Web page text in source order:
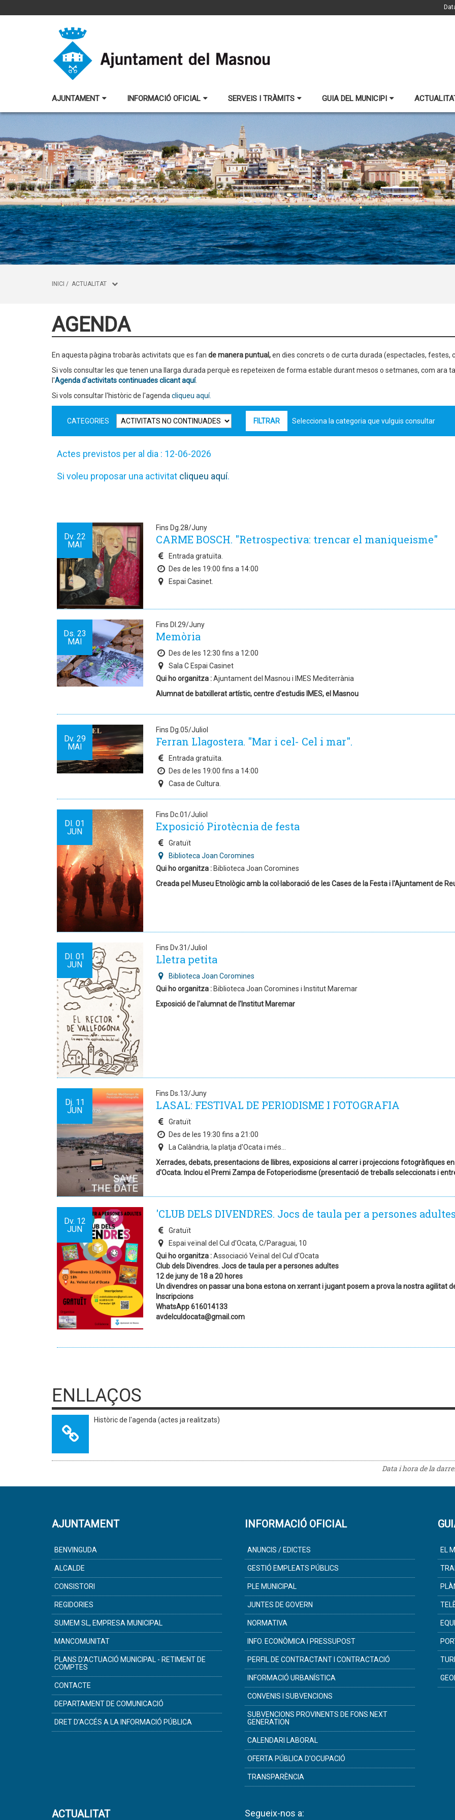
AJUNTAMENT INFORMACIÓ OFICIAL SERVEIS I TRÀMITS GUIA DEL MUNICIPI
INICI / ACTUALITAT
AGENDA
En aquesta pàgina trobaràs activitats que es fan de manera puntual,en dies concrets o de curta durada (espectacles, festes,
Si vols consultar les que tenen una llarga durada perquè es repeteixen de forma estable durant mesos o setmanes, com ara
l'Agenda d'activitats continuades clicant aquí.
Si vols consultar l'històric de l'agenda cliqueu aquí.
CATEGORIES Selecciona la categoria que vulguis consultar
Actes previstos per al dia : 12-06-2026
Si voleu proposar una activitat cliqueu aquí.
Dv. 22
MAI
Fins Dg.28/Juny
CARME BOSCH. "Retrospectiva: trencar el maniqueisme"
Entrada gratuïta.
Des de les 19:00 fins a 14:00
Espai Casinet.
Ds. 23
MAI
Fins Dl.29/Juny
Memòria
Des de les 12:30 fins a 12:00
Sala C Espai Casinet
Qui ho organitza :Ajuntament del Masnou i IMES Mediterrània
Alumnat de batxillerat artístic, centre d'estudis IMES, el Masnou
Dv. 29
MAI
Fins Dg.05/Juliol
Ferran Llagostera. "Mar i cel- Cel i mar".
Entrada gratuïta.
Des de les 19:00 fins a 14:00
Casa de Cultura.
Dl. 01
JUN
Fins Dc.01/Juliol
Exposició Pirotècnia de festa
Gratuït
Biblioteca Joan Coromines
Qui ho organitza : Biblioteca Joan Coromines
Creada pel Museu Etnològic amb la col·laboració de les Cases de la Festa i l'Ajuntament de
Dl. 01
JUN
Fins Dv.31/Juliol
Lletra petita
Biblioteca Joan Coromines
Qui ho organitza : Biblioteca Joan Coromines i Institut Maremar
Exposició de l'alumnat de l'Institut Maremar
Dj. 11
JUN
Fins Ds.13/Juny
LASAL: FESTIVAL DE PERIODISME I FOTOGRAFIA
Gratuït
Des de les 19:30 fins a 21:00
La Calàndria, la platja d'Ocata i més...
Xerrades, debats, presentacions de llibres, exposicions al carrer i projeccions fotogràfiques
d'Ocata. Inclou el Premi Zampa de Fotoperiodisme (presentació de treballs seleccionats i
Dv. 12
JUN
'CLUB DELS DIVENDRES. Jocs de taula per a persones
Gratuït
Espai veïnal del Cul d'Ocata, C/Paraguai, 10
Qui ho organitza :Associació Veïnal del Cul d'Ocata
Club dels Divendres. Jocs de taula per a persones adultes
12 de juny de 18 a 20 hores
Un divendres on passar una bona estona on xerrant i jugant posem a prova la nostra agilitat
Inscripcions
WhatsApp 616014133
avdelculdocata@gmail.com
ENLLAÇOS
Històric de l'agenda (actes ja realitzats)
Data i hora de la
AJUNTAMENT
BENVINGUDA
ALCALDE
CONSISTORI
REGIDORIES
SUMEM SL, EMPRESA MUNICIPAL
MANCOMUNITAT
PLANS D'ACTUACIÓ MUNICIPAL - RETIMENT DE
COMPTES
CONTACTE
DEPARTAMENT DE COMUNICACIÓ
DRET D'ACCÉS A LA INFORMACIÓ PÚBLICA
INFORMACIÓ OFICIAL
ANUNCIS / EDICTES
GESTIÓ EMPLEATS PÚBLICS
PLE MUNICIPAL
JUNTES DE GOVERN
NORMATIVA
INFO. ECONÒMICA I PRESSUPOST
PERFIL DE CONTRACTANT I CONTRACTACIÓ
INFORMACIÓ URBANÍSTICA
CONVENIS I SUBVENCIONS
SUBVENCIONS PROVINENTS DE FONS NEXT
GENERATION
CALENDARI LABORAL
OFERTA PÚBLICA D'OCUPACIÓ
TRANSPARÈNCIA
EL
ACTUALITAT Segueix-nos a: